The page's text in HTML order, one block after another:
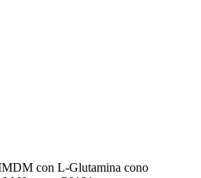
con L-Glutamina cono